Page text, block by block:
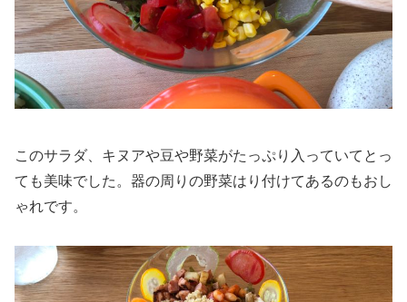
このサラダ、キヌアや豆や野菜がたっぷり入っていてとっ
ても美味でした。器の周りの野菜はり付けてあるのもおし
ゃれです。